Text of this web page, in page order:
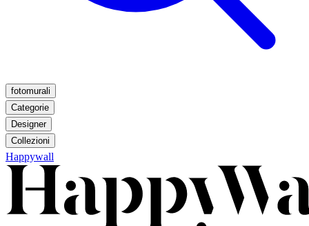
fotomurali
Categorie
Designer
Collezioni
Happywall